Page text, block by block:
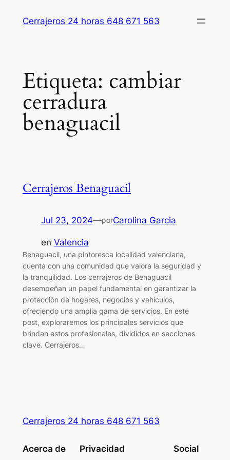
Cerrajeros 24 horas 648 671 563
Etiqueta: cambiar
cerradura
benaguacil
Cerrajeros Benaguacil
Jul 23, 2024—porCarolina Garcia
en Valencia
Benaguacil, una pintoresca localidad valenciana,
cuenta con una comunidad que valora la seguridad y
la tranquilidad. Los cerrajeros de Benaguacil
desempeñan un papel fundamental en garantizar la
protección de hogares, negocios y vehículos,
ofreciendo una amplia gama de servicios. En este
post, exploraremos los principales servicios que
brindan estos profesionales, divididos en secciones
clave. Cerrajeros…
Cerrajeros 24 horas 648 671 563
Acerca de Privacidad Social